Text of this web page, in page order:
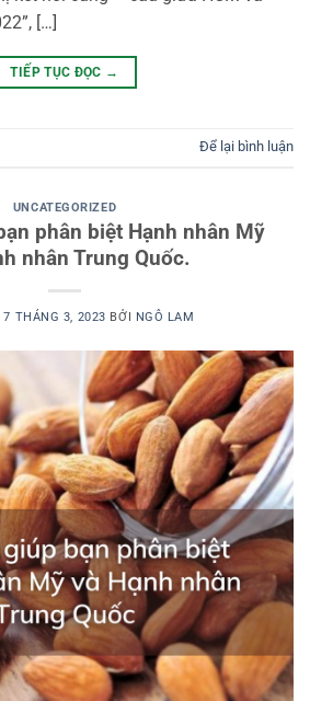
[…]
TIẾP TỤC ĐỌC →
Để lại bình luận
UNCATEGORIZED
phân biệt Hạnh nhân Mỹ
nhân Trung Quốc.
7 THÁNG 3, 2023 BỞI NGÔ LAM